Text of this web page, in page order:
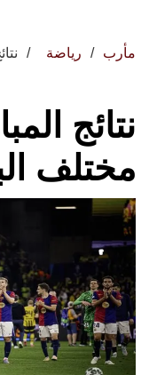
مأرب رياضة
نتائج
مختلف